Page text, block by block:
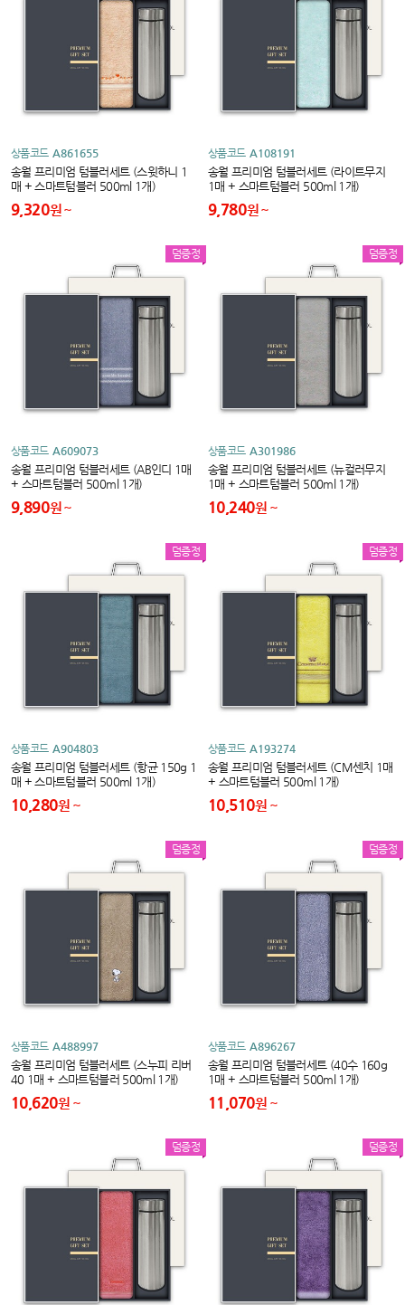
상품코드 A861655
송월 프리미엄 텀블러세트 (스윗하니 1
매 + 스마트텀블러 500ml 1개)
9,320원
상품코드 A108191
송월 프리미엄 텀블러세트 (라이트무지
1매 + 스마트텀블러 500ml 1개)
9,780원
덤증정
상품코드 A609073
송월 프리미엄 텀블러세트 (AB인디 1매
+ 스마트텀블러 500ml 1개)
9,890원
덤증정
상품코드 A301986
송월 프리미엄 텀블러세트 (뉴컬러무지
1매 + 스마트텀블러 500ml 1개)
10,240원
덤증정
상품코드 A904803
송월 프리미엄 텀블러세트 (항균 150g 1
매 + 스마트텀블러 500ml 1개)
10,280원
덤증정
상품코드 A193274
송월 프리미엄 텀블러세트 (CM센치 1매
+ 스마트텀블러 500ml 1개)
10,510원
덤증정
상품코드 A488997
송월 프리미엄 텀블러세트 (스누피 리버
40 1매 + 스마트텀블러 500ml 1개)
10,620원
덤증정
상품코드 A896267
송월 프리미엄 텀블러세트 (40수 160g
1매 + 스마트텀블러 500ml 1개)
11,070원
덤증정 덤증정